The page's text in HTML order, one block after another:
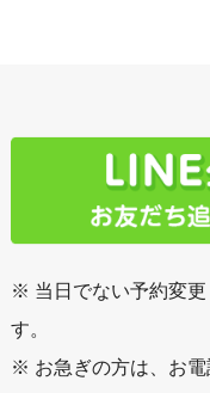
※ 当日でない予約変更
す。
※ お急ぎの方は、お電